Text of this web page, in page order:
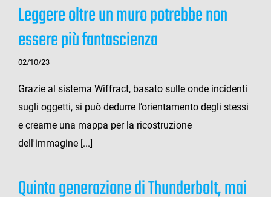
Leggere oltre un muro potrebbe non
essere più fantascienza
02/10/23
Grazie al sistema Wiffract, basato sulle onde incidenti
sugli oggetti, si può dedurre l’orientamento degli stessi
e crearne una mappa per la ricostruzione
dell'immagine [...]
Quinta generazione di Thunderbolt, mai